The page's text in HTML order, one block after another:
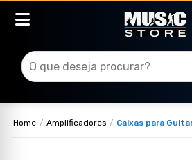
Home Amplificadores Caixas para